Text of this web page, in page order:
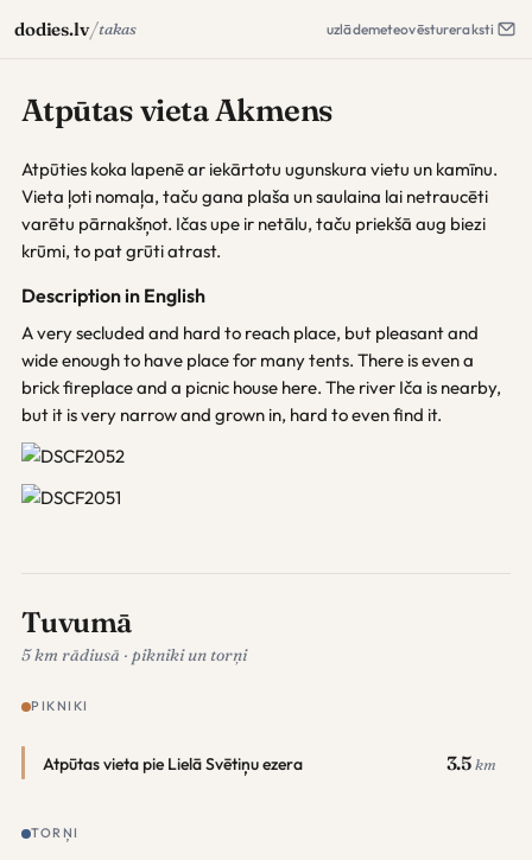
dodies.lv/takas uzlādemeteovēstureraksti
Atpūtas vieta Akmens
Atpūties koka lapenē ar iekārtotu ugunskura vietu un kamīnu.
Vieta ļoti nomaļa, taču gana plaša un saulaina lai netraucēti
varētu pārnakšņot. Ičas upe ir netālu, taču priekšā aug biezi
krūmi, to pat grūti atrast.
Description in English
A very secluded and hard to reach place, but pleasant and
wide enough to have place for many tents. There is even a
brick fireplace and a picnic house here. The river Iča is nearby,
but it is very narrow and grown in, hard to even find it.
Tuvumā
5 km rādiusā · pikniki un torņi
PIKNIKI
Atpūtas vieta pie Lielā Svētiņu ezera 3.5 km
TORŅI